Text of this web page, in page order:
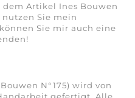
Artikel Ines Bouwen
nutzen Sie mein
Sie mir auch eine
N°175) wird von